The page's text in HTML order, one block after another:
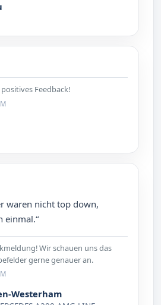
Feedback!
waren nicht top down,
einmal.“
Wir schauen uns das
gerne genauer an.
Westerham